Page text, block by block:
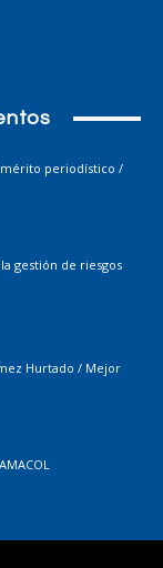
mérito periodístico /
gestión de riesgos
Hurtado / Mejor